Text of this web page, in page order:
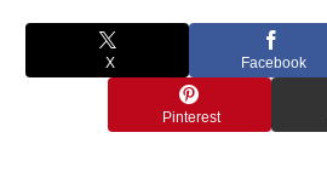
X Facebook
Pinterest